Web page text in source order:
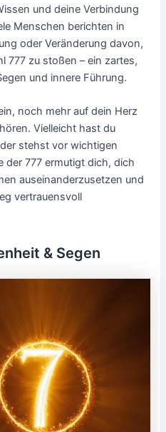
und deine Verbindung
Menschen berichten in
oder Veränderung davon,
777 zu stoßen – ein zartes,
und innere Führung.
noch mehr auf dein Herz
Vielleicht hast du
stehst vor wichtigen
der 777 ermutigt dich, dich
auseinanderzusetzen und
vertrauensvoll
& Segen